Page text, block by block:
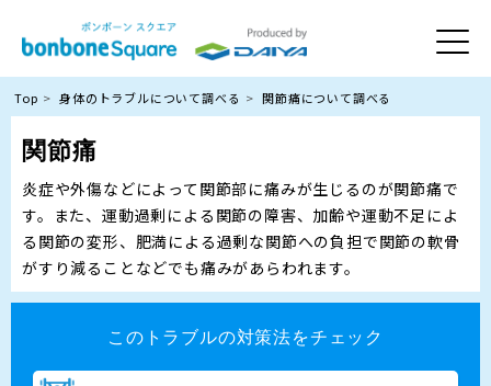
Top 身体のトラブルについて調べる 関節痛について調べる
関節痛
炎症や外傷などによって関節部に痛みが生じるのが関節痛で
す。また、運動過剰による関節の障害、加齢や運動不足によ
る関節の変形、肥満による過剰な関節への負担で関節の軟骨
がすり減ることなどでも痛みがあらわれます。
このトラブルの対策法をチェック